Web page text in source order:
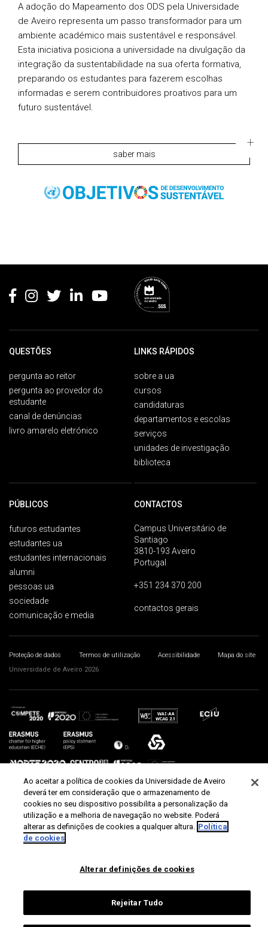
A adoção do Mapeamento dos ODS pela Universidade
de Aveiro representa um passo transformador para um
ambiente académico mais sustentável e responsável.
Esta iniciativa posiciona a universidade na divulgação da
integração da sustentabilidade na sua oferta formativa,
preparando os estudantes para fazerem escolhas
informadas e serem contribuidores proativos para um
futuro sustentável.
saber mais
QUESTÕES
pergunta ao reitor
pergunta ao provedor do
estudante
canal de denúncias
livro amarelo eletrónico
LINKS RÁPIDOS
sobre a ua
cursos
candidaturas
departamentos e escolas
serviços
unidades de investigação
biblioteca
PÚBLICOS
futuros estudantes
estudantes ua
estudantes internacionais
alumni
pessoas ua
sociedade
comunicação e media
CONTACTOS
Campus Universitário de
Santiago
3810-193 Aveiro
Portugal
+351 234 370 200
contactos gerais
Proteção de dados Termos de utilização Acessibilidade
Mapa do site
Universidade de Aveiro 2026
Ao aceitar a política de cookies da Universidade de Aveiro
deverá ter em consideração que o armazenamento de
cookies no seu dispositivo possibilita a personalização da
utilização e a melhoria de navegação no website. Poderá
alterar as definições de cookies a qualquer altura. Política
de cookies
Alterar definições de cookies
Rejeitar Tudo